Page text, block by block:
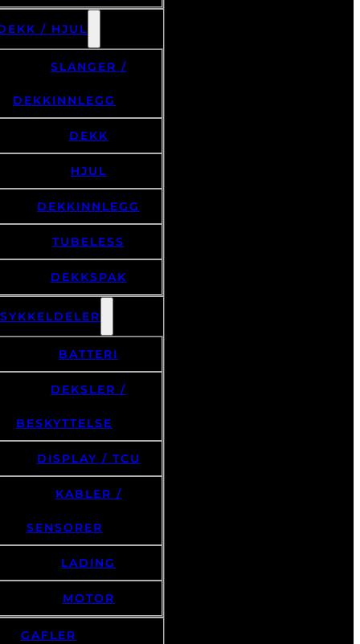
/ HJUL
SLANGER /
DEKKINNLEGG
DEKK
HJUL
DEKKINNLEGG
TUBELESS
DEKKSPAK
BATTERI
DEKSLER /
BESKYTTELSE
DISPLAY / TCU
KABLER /
SENSORER
LADING
MOTOR
GAFLER